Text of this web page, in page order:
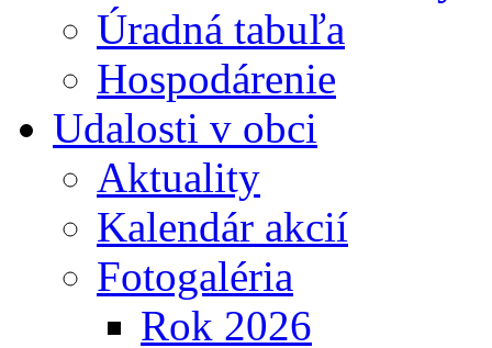
Úradná tabuľa
Hospodárenie
Udalosti v obci
Aktuality
Kalendár akcií
Fotogaléria
Rok 2026